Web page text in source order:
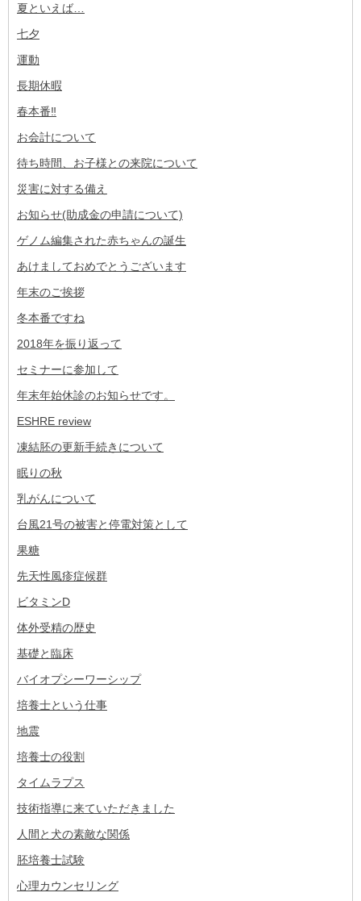
夏といえば…
七夕
運動
長期休暇
春本番‼︎
お会計について
待ち時間、お子様との来院について
災害に対する備え
お知らせ(助成金の申請について)
ゲノム編集された赤ちゃんの誕生
あけましておめでとうございます
年末のご挨拶
冬本番ですね
2018年を振り返って
セミナーに参加して
年末年始休診のお知らせです。
ESHRE review
凍結胚の更新手続きについて
眠りの秋
乳がんについて
台風21号の被害と停電対策として
果糖
先天性風疹症候群
ビタミンD
体外受精の歴史
基礎と臨床
バイオプシーワーシップ
培養士という仕事
地震
培養士の役割
タイムラプス
技術指導に来ていただきました
人間と犬の素敵な関係
胚培養士試験
心理カウンセリング